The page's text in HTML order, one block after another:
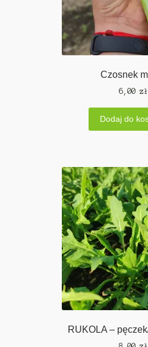
Czosnek
6,00 zł
Dodaj do
RUKOLA –